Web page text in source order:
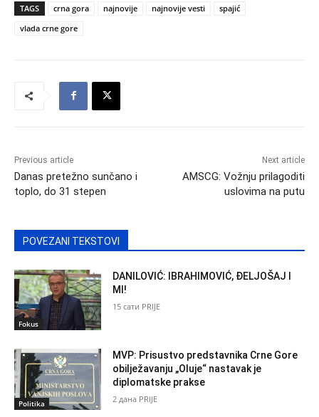
TAGS crna gora najnovije najnovije vesti
spajić
vlada crne gore
Previous article
Danas pretežno sunčano i
toplo, do 31 stepen
Next article
AMSCG: Vožnju prilagoditi
uslovima na putu
POVEZANI TEKSTOVI
Fokus
DANILOVIĆ: IBRAHIMOVIĆ, ĐELJOŠAJ I
MI!
15 сати PRIJE
Politika
MVP: Prisustvo predstavnika Crne Gore
obilježavanju „Oluje“ nastavak je
diplomatske prakse
2 дана PRIJE